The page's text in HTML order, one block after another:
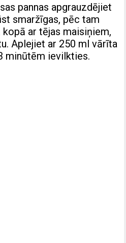
pannas apgrauzdējiet
smaržīgas, pēc tam
ar tējas maisiņiem,
Aplejiet ar 250 ml vārīta
minūtēm ievilkties.